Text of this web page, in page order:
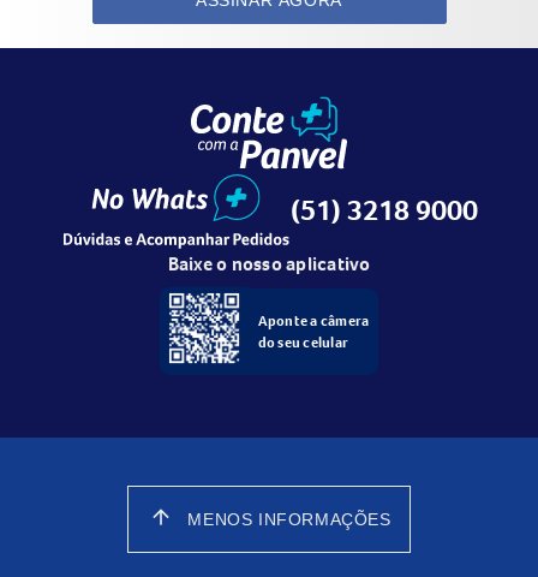
(51) 3218 9000
Baixe o nosso aplicativo
Aponte a câmera
do seu celular
arrow_upward MENOS INFORMAÇÕES